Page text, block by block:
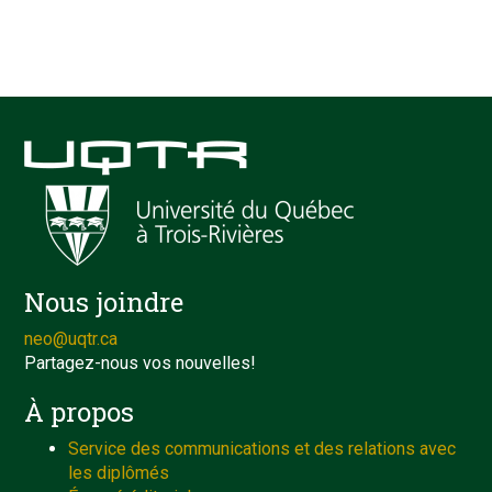
Nous joindre
neo@uqtr.ca
Partagez-nous vos nouvelles!
À propos
Service des communications et des relations avec
les diplômés